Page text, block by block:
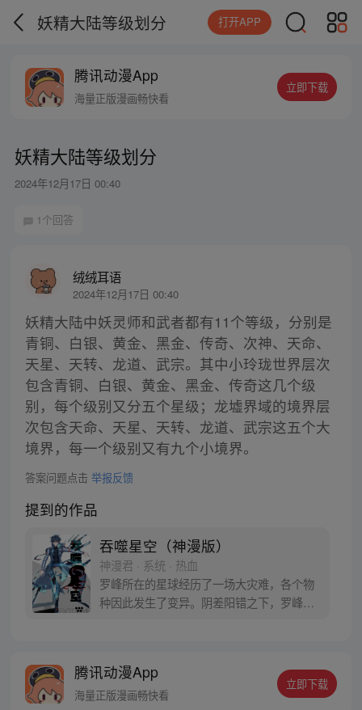
妖精大陆等级划分 打开APP
腾讯动漫App
海量正版漫画畅快看
立即下载
妖精大陆等级划分
2024年12月17日 00:40
1个回答
绒绒耳语
2024年12月17日 00:40
妖精大陆中妖灵师和武者都有11个等级，分别是
青铜、白银、黄金、黑金、传奇、次神、天命、
天星、天转、龙道、武宗。其中小玲珑世界层次
包含青铜、白银、黄金、黑金、传奇这几个级
别，每个级别又分五个星级；龙墟界域的境界层
次包含天命、天星、天转、龙道、武宗这五个大
境界，每一个级别又有九个小境界。
答案问题点击 举报反馈
提到的作品
吞噬星空（神漫版）
神漫君 · 系统 · 热血
罗峰所在的星球经历了一场大灾难，各个物
种因此发生了变异。阴差阳错之下，罗峰得
取而代之，成为了新的星空吞噬巨兽，同时
还形成了人类分身。最终，罗峰迈出了他所
腾讯动漫App
海量正版漫画畅快看
立即下载